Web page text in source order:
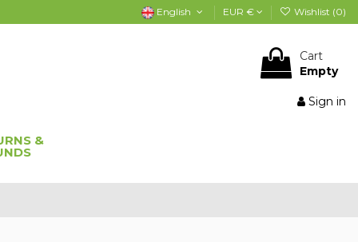
English EUR € Wishlist (0)
Cart
Empty
Sign in
&